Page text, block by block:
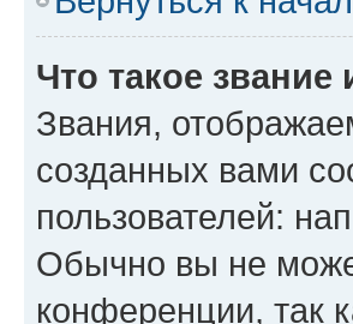
Что такое звание
Звания,
созданных вами
пользователей:
Обычно вы не
конференции, так